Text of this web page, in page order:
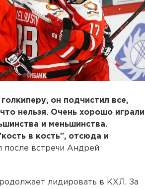
он подчистил все,
нельзя. Очень хорошо играли
и меньшинства.
в кость", отсюда и
после встречи Андрей
лидировать в КХЛ. За